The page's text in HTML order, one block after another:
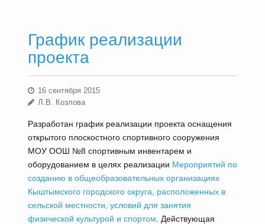
График реализации
проекта
16 сентября 2015
Л.В. Козлова
Разработан график реализации проекта оснащения
открытого плоскостного спортивного сооружения
МОУ ООШ №8 спортивным инвентарем и
оборудованием в целях реализации Мероприятий по
созданию в общеобразовательных организациях
Кыштымского городского округа, расположенных в
сельской местности, условий для занятия
физической культурой и спортом . Действующая